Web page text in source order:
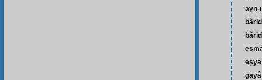
ayn-
bârid
eşya